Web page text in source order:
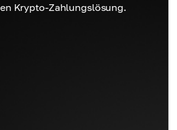
Krypto-Zahlungslösung.